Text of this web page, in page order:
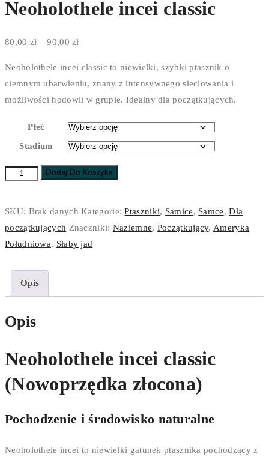
Neoholothele incei classic
80,00 zł – 90,00złZakres
80,00 zł
90,00 zł
Neoholothele incei classic to niewielki, szybki ptasznik o
ciemnym ubarwieniu, znany z intensywnego sieciowania i
możliwości hodowli w grupie. Idealny dla początkujących.
Płeć
Stadium
ilość
Dodaj Do Koszyka
SKU: Brak danych Kategorie:Ptaszniki, Samice, Samce,Dla
początkujących Znaczniki: Naziemne, Początkujący, Ameryka
Południowa, Słaby jad
Opis
Opis
Neoholothele incei classic
(Nowoprzędka złocona)
Pochodzenie i środowisko naturalne
Neoholothele incei to niewielki gatunek ptasznika pochodzący z